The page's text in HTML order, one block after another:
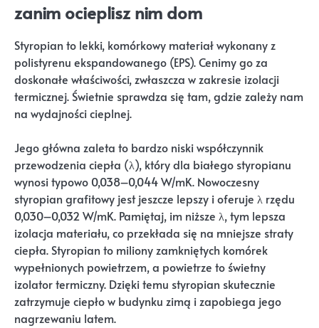
zanim ocieplisz nim dom
Styropian to lekki, komórkowy materiał wykonany z
polistyrenu ekspandowanego (EPS). Cenimy go za
doskonałe właściwości, zwłaszcza w zakresie izolacji
termicznej. Świetnie sprawdza się tam, gdzie zależy nam
na wydajności cieplnej.
Jego główna zaleta to bardzo niski współczynnik
przewodzenia ciepła (λ), który dla białego styropianu
wynosi typowo 0,038–0,044 W/mK. Nowoczesny
styropian grafitowy jest jeszcze lepszy i oferuje λ rzędu
0,030–0,032 W/mK. Pamiętaj, im niższe λ, tym lepsza
izolacja materiału, co przekłada się na mniejsze straty
ciepła. Styropian to miliony zamkniętych komórek
wypełnionych powietrzem, a powietrze to świetny
izolator termiczny. Dzięki temu styropian skutecznie
zatrzymuje ciepło w budynku zimą i zapobiega jego
nagrzewaniu latem.